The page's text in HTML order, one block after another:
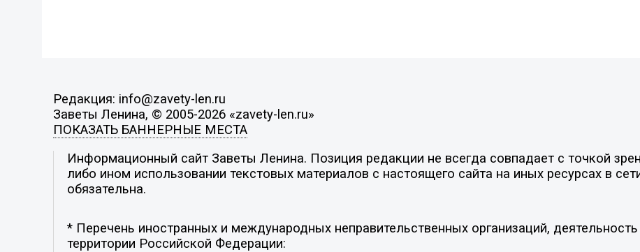
Редакция: info@zavety-len.ru
Заветы Ленина, © 2005-2026 «zavety-len.ru»
ПОКАЗАТЬ БАННЕРНЫЕ МЕСТА
Информационный сайт Заветы Ленина. Позиция редакции не всегда совпадает с точкой
либо ином использовании текстовых материалов с настоящего сайта на иных ресурсах в
обязательна.
* Перечень иностранных и международных неправительственных организаций,
территории Российской Федерации: